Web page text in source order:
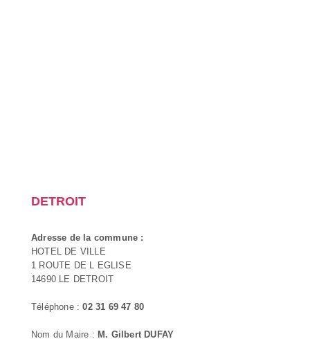
DETROIT
Adresse de la commune :
HOTEL DE VILLE
1 ROUTE DE L EGLISE
14690 LE DETROIT
Téléphone :02 31 69 47 80
Nom du Maire : M. Gilbert DUFAY